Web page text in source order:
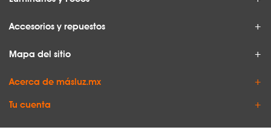
Accesorios y repuestos
Mapa del sitio
Acerca de másluz.mx
Tu cuenta